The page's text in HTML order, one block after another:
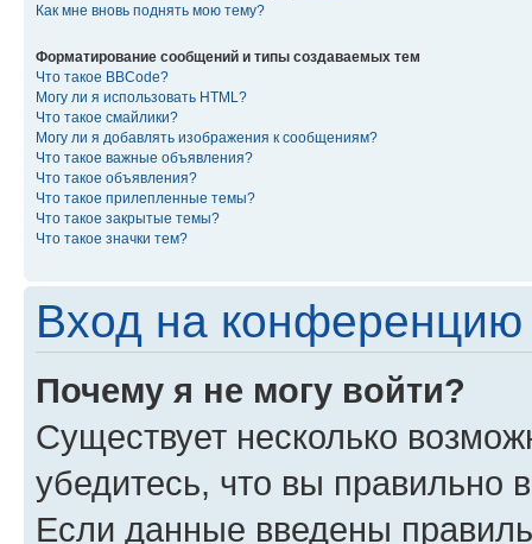
Как мне вновь поднять мою тему?
Форматирование сообщений и типы создаваемых тем
Что такое BBCode?
Могу ли я использовать HTML?
Что такое смайлики?
Могу ли я добавлять изображения к сообщениям?
Что такое важные объявления?
Что такое объявления?
Что такое прилепленные темы?
Что такое закрытые темы?
Что такое значки тем?
Вход на конференцию
Почему я не могу войти?
Существует несколько
убедитесь, что вы правильно
Если данные введены